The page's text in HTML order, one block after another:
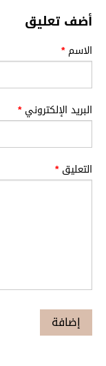
أضف تعليق
الاسم*
البريد الإلكتروني*
التعليق*